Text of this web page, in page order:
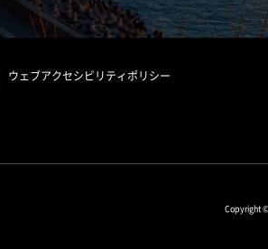
ウェブアクセシビリティポリシー
Copyright